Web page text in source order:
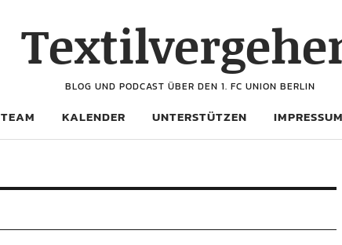
BLOG UND PODCAST ÜBER DEN 1. FC UNION BERLIN
TEAM KALENDER UNTERSTÜTZEN IMPRESSUM